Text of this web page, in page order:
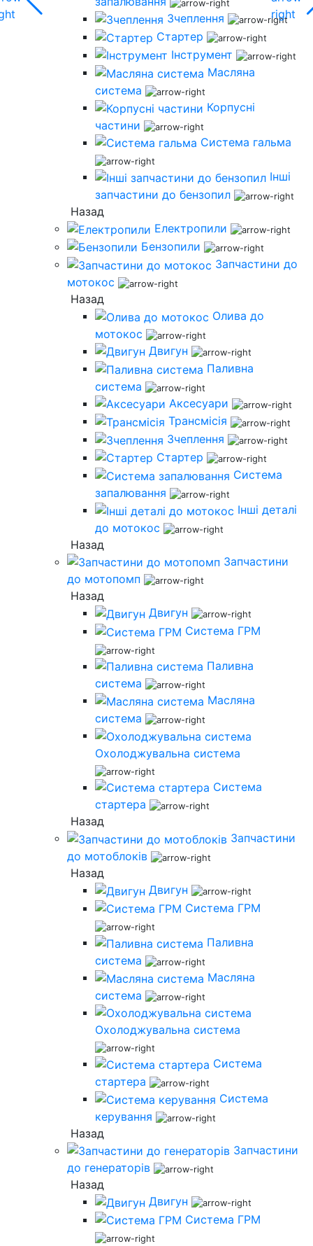
Зчеплення
Стартер
Інструмент
Масляна
система
Корпусні
частини
Система гальма
Інші
запчастини до бензопил
Назад
Електропили
Бензопили
Запчастини до
мотокос
Назад
Олива до
мотокос
Двигун
Паливна
система
Аксесуари
Трансмісія
Зчеплення
Стартер
Система
запалювання
Інші деталі
до мотокос
Назад
Запчастини
до мотопомп
Назад
Двигун
Система ГРМ
Паливна
система
Масляна
система
Охолоджувальна система
Система
стартера
Назад
Запчастини
до мотоблоків
Назад
Двигун
Система ГРМ
Паливна
система
Масляна
система
Охолоджувальна система
Система
стартера
Система
керування
Назад
Запчастини
до генераторів
Назад
Двигун
Система ГРМ